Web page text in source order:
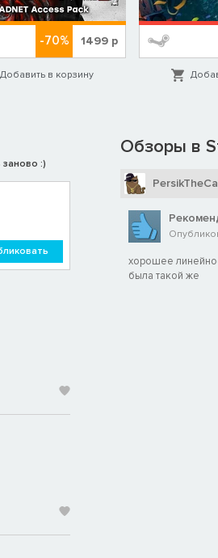
-70% 1499р
Добавить в корзину
:)
Обзоры в
хорошее
была такой же